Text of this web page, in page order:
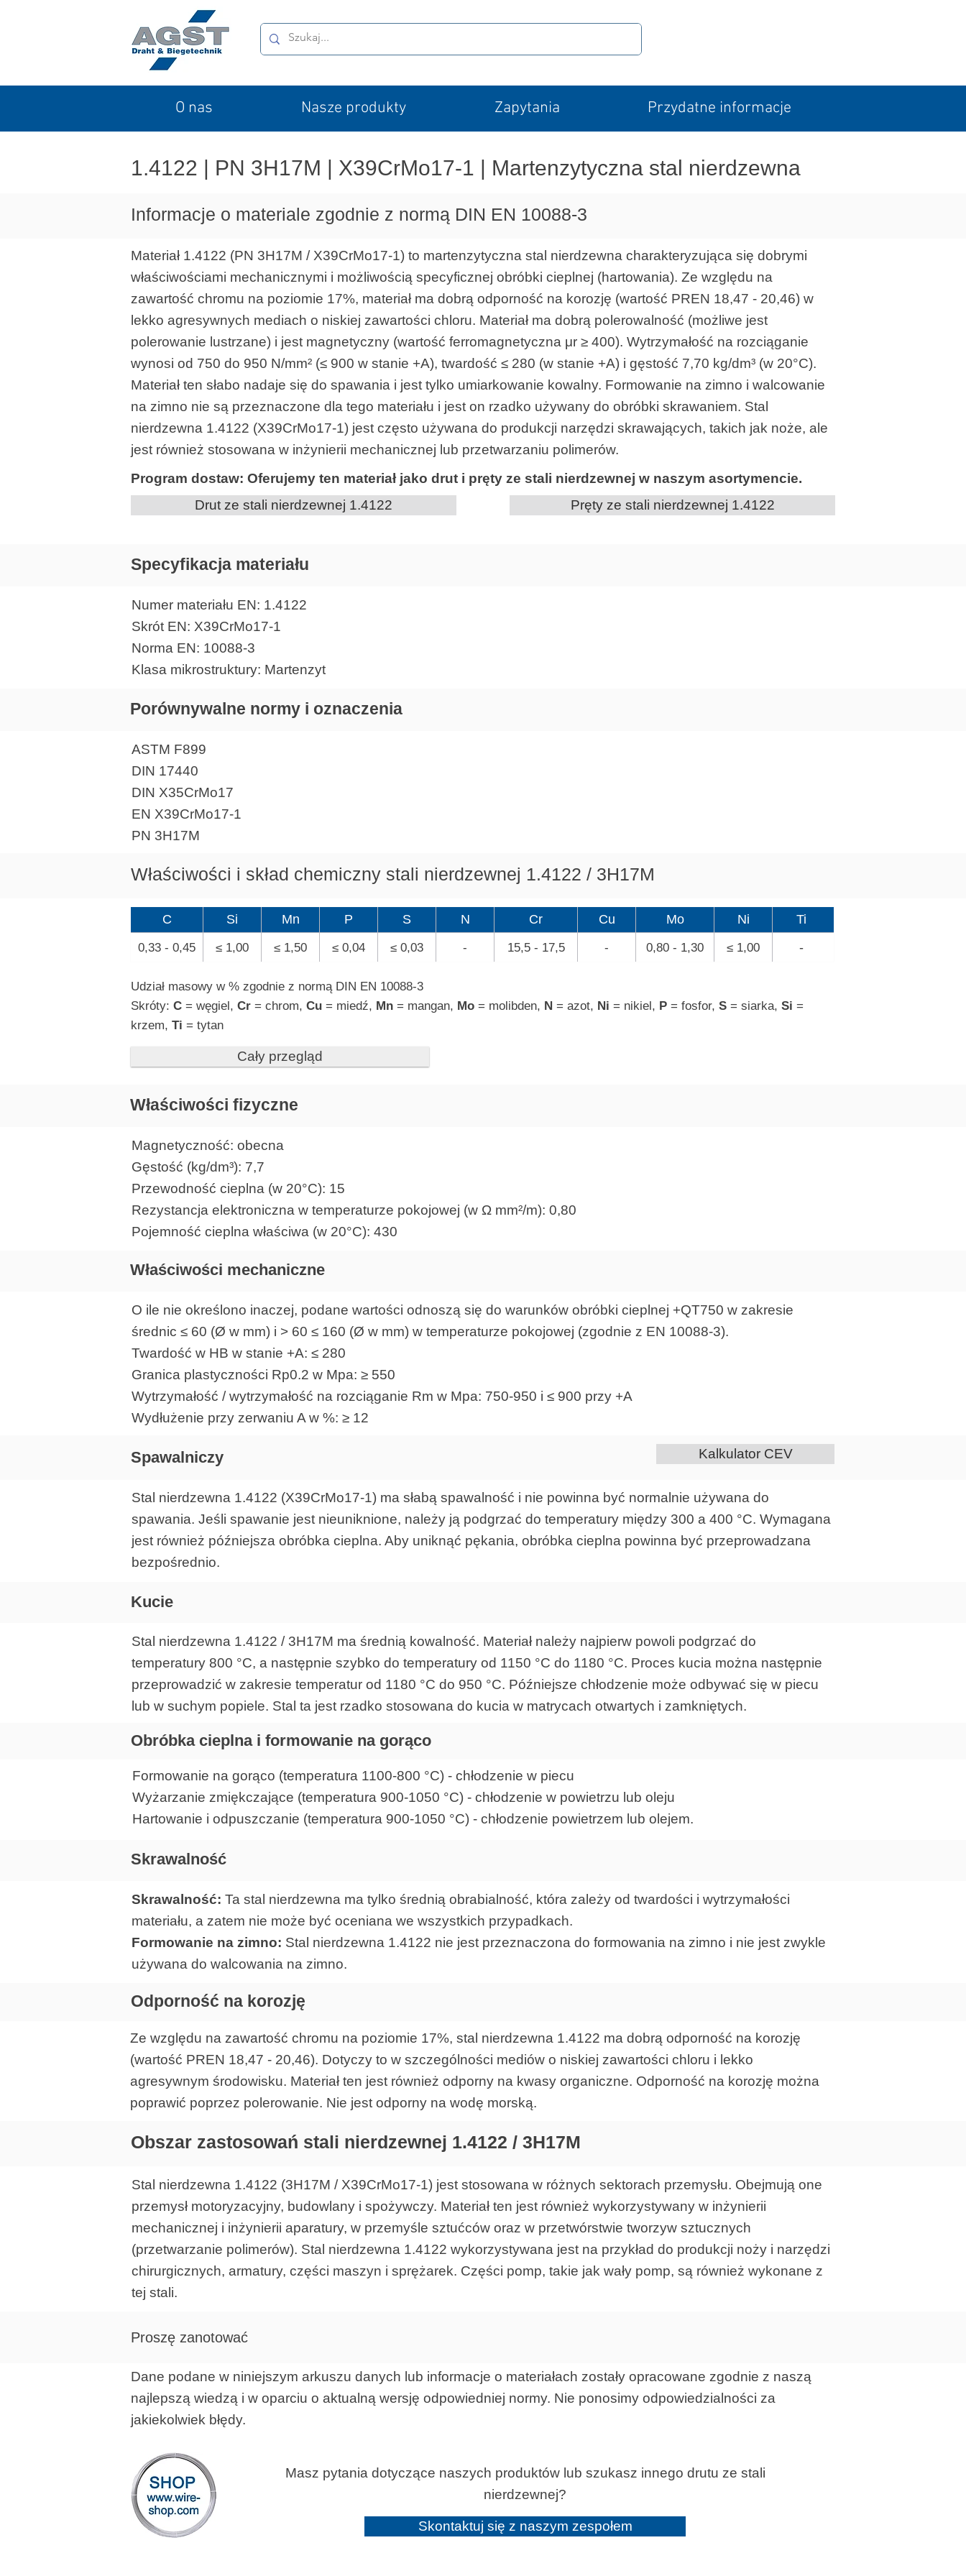
O nas Nasze produkty Zapytania Przydatne informacje
1.4122 | PN 3H17M | X39CrMo17-1 | Martenzytyczna stal nierdzewna
Informacje o materiale zgodnie z normą DIN EN 10088-3
Materiał 1.4122 (PN 3H17M / X39CrMo17-1) to martenzytyczna stal nierdzewna charakteryzująca się dobrymi
właściwościami mechanicznymi i możliwością specyficznej obróbki cieplnej (hartowania). Ze względu na
zawartość chromu na poziomie 17%, materiał ma dobrą odporność na korozję (wartość PREN 18,47 - 20,46) w
lekko agresywnych mediach o niskiej zawartości chloru. Materiał ma dobrą polerowalność (możliwe jest
polerowanie lustrzane) i jest magnetyczny (wartość ferromagnetyczna μr ≥ 400). Wytrzymałość na rozciąganie
wynosi od 750 do 950 N/mm² (≤ 900 w stanie +A), twardość ≤ 280 (w stanie +A) i gęstość 7,70 kg/dm³ (w 20°C).
Materiał ten słabo nadaje się do spawania i jest tylko umiarkowanie kowalny. Formowanie na zimno i walcowanie
na zimno nie są przeznaczone dla tego materiału i jest on rzadko używany do obróbki skrawaniem. Stal
nierdzewna 1.4122 (X39CrMo17-1) jest często używana do produkcji narzędzi skrawających, takich jak noże, ale
jest również stosowana w inżynierii mechanicznej lub przetwarzaniu polimerów.
Program dostaw: Oferujemy ten materiał jako drut i pręty ze stali nierdzewnej w naszym asortymencie.
Drut ze stali nierdzewnej 1.4122
Pręty ze stali nierdzewnej 1.4122
Specyfikacja materiału
Numer materiału EN: 1.4122
Skrót EN: X39CrMo17-1
Norma EN: 10088-3
Klasa mikrostruktury: Martenzyt
Porównywalne normy i oznaczenia
ASTM F899
DIN 17440
DIN X35CrMo17
EN X39CrMo17-1
PN 3H17M
Właściwości i skład chemiczny stali nierdzewnej 1.4122 / 3H17M
C Si Mn P S N Cr Cu Mo Ni Ti
0,33 - 0,45 ≤ 1,00 ≤ 1,50 ≤ 0,04 ≤ 0,03 - 15,5 - 17,5 - 0,80 - 1,30 ≤ 1,00 -
Udział masowy w % zgodnie z normą DIN EN 10088-3
Skróty: C = węgiel, Cr = chrom, Cu = miedź, Mn = mangan, Mo = molibden, N = azot, Ni = nikiel, P = fosfor, S = siarka, Si =
krzem, Ti = tytan
Cały przegląd
Właściwości fizyczne
Magnetyczność: obecna
Gęstość (kg/dm³): 7,7
Przewodność cieplna (w 20°C): 15
Rezystancja elektroniczna w temperaturze pokojowej (w Ω mm²/m): 0,80
Pojemność cieplna właściwa (w 20°C): 430
Właściwości mechaniczne
O ile nie określono inaczej, podane wartości odnoszą się do warunków obróbki cieplnej +QT750 w zakresie
średnic ≤ 60 (Ø w mm) i > 60 ≤ 160 (Ø w mm) w temperaturze pokojowej (zgodnie z EN 10088-3).
Twardość w HB w stanie +A: ≤ 280
Granica plastyczności Rp0.2 w Mpa: ≥ 550
Wytrzymałość / wytrzymałość na rozciąganie Rm w Mpa: 750-950 i ≤ 900 przy +A
Wydłużenie przy zerwaniu A w %: ≥ 12
Spawalniczy Kalkulator CEV
Stal nierdzewna 1.4122 (X39CrMo17-1) ma słabą spawalność i nie powinna być normalnie używana do
spawania. Jeśli spawanie jest nieuniknione, należy ją podgrzać do temperatury między 300 a 400 °C. Wymagana
jest również późniejsza obróbka cieplna. Aby uniknąć pękania, obróbka cieplna powinna być przeprowadzana
bezpośrednio.
Kucie
Stal nierdzewna 1.4122 / 3H17M ma średnią kowalność. Materiał należy najpierw powoli podgrzać do
temperatury 800 °C, a następnie szybko do temperatury od 1150 °C do 1180 °C. Proces kucia można następnie
przeprowadzić w zakresie temperatur od 1180 °C do 950 °C. Późniejsze chłodzenie może odbywać się w piecu
lub w suchym popiele. Stal ta jest rzadko stosowana do kucia w matrycach otwartych i zamkniętych.
Obróbka cieplna i formowanie na gorąco
Formowanie na gorąco (temperatura 1100-800 °C) - chłodzenie w piecu
Wyżarzanie zmiękczające (temperatura 900-1050 °C) - chłodzenie w powietrzu lub oleju
Hartowanie i odpuszczanie (temperatura 900-1050 °C) - chłodzenie powietrzem lub olejem.
Skrawalność
Skrawalność: Ta stal nierdzewna ma tylko średnią obrabialność, która zależy od twardości i wytrzymałości
materiału, a zatem nie może być oceniana we wszystkich przypadkach.
Formowanie na zimno: Stal nierdzewna 1.4122 nie jest przeznaczona do formowania na zimno i nie jest zwykle
używana do walcowania na zimno.
Odporność na korozję
Ze względu na zawartość chromu na poziomie 17%, stal nierdzewna 1.4122 ma dobrą odporność na korozję
(wartość PREN 18,47 - 20,46). Dotyczy to w szczególności mediów o niskiej zawartości chloru i lekko
agresywnym środowisku. Materiał ten jest również odporny na kwasy organiczne. Odporność na korozję można
poprawić poprzez polerowanie. Nie jest odporny na wodę morską.
Obszar zastosowań stali nierdzewnej 1.4122 / 3H17M
Stal nierdzewna 1.4122 (3H17M / X39CrMo17-1) jest stosowana w różnych sektorach przemysłu. Obejmują one
przemysł motoryzacyjny, budowlany i spożywczy. Materiał ten jest również wykorzystywany w inżynierii
mechanicznej i inżynierii aparatury, w przemyśle sztućców oraz w przetwórstwie tworzyw sztucznych
(przetwarzanie polimerów). Stal nierdzewna 1.4122 wykorzystywana jest na przykład do produkcji noży i narzędzi
chirurgicznych, armatury, części maszyn i sprężarek. Części pomp, takie jak wały pomp, są również wykonane z
tej stali.
Dane podane w niniejszym arkuszu danych lub informacje o materiałach zostały opracowane zgodnie z naszą
najlepszą wiedzą i w oparciu o aktualną wersję odpowiedniej normy. Nie ponosimy odpowiedzialności za
jakiekolwiek błędy.
Proszę zanotować
Masz pytania dotyczące naszych produktów lub szukasz innego drutu ze stali
nierdzewnej?
Skontaktuj się z naszym zespołem